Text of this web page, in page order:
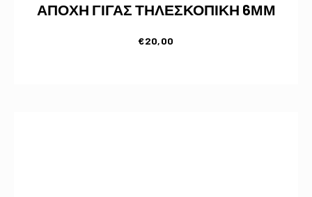
ΑΠΟΧΗ ΓΙΓΑΣ ΤΗΛΕΣΚΟΠΙΚΗ 6ΜΜ
€20,00